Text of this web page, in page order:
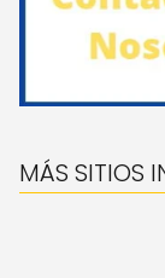
MÁS SITIOS